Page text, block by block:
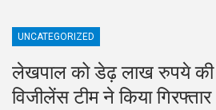
UNCATEGORIZED
लेखपाल को डेढ़ लाख रुपये
विजीलेंस टीम ने किया गिरफ्तार